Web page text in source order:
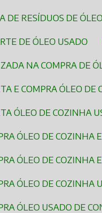
DE RESÍDUOS DE
DE ÓLEO USADO
NA COMPRA DE
E COMPRA ÓLEO DE
ÓLEO DE COZINHA
ÓLEO DE
ÓLEO DE COZINHA
ÓLEO DE
ÓLEO USADO DE